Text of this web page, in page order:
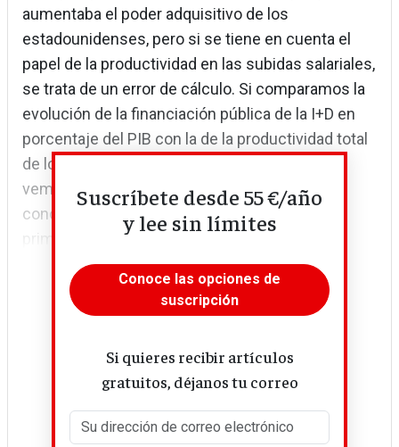
aumentaba el poder adquisitivo de los
estadounidenses, pero si se tiene en cuenta el
papel de la productividad en las subidas salariales,
se trata de un error de cálculo. Si comparamos la
evolución de la financiación pública de la I+D en
porcentaje del PIB con la de la productividad total
de los factores en EE UU entre 1960 y 2020,
vemos que las dos variables han disminuido
concomitantemente (1 punto porcentual la
primera y 1,2 puntos la segunda). En...
Suscríbete desde 55 €/año
y lee sin límites
Conoce las opciones de
suscripción
Si quieres recibir artículos
gratuitos, déjanos tu correo